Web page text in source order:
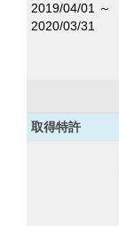
2019/04/01 ～
2020/03/31
取得特許